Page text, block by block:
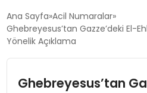
GÜNCEL
OYUN HABERLERI
EKONOMI
Ana Sayfa Acil Numaralar
Ghebreyesus’tan Gazze’deki El-
Yönelik Açıklama
Ghebreyesus’tan